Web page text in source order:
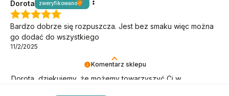
Komentarz sklepu
Dorota, dziękujemy, że możemy towarzyszyć Ci w
Dorota zweryfikowano
Bardzo dobrze się rozpuszcza. Jest bez smaku więc można
go dodać do wszystkiego
11/2/2025